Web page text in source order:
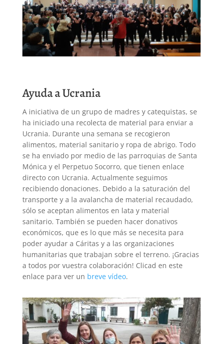
Ayuda a Ucrania
A iniciativa de un grupo de madres y catequistas, se
ha iniciado una recolecta de material para enviar a
Ucrania. Durante una semana se recogieron
alimentos, material sanitario y ropa de abrigo. Todo
se ha enviado por medio de las parroquias de Santa
Mónica y el Perpetuo Socorro, que tienen enlace
directo con Ucrania. Actualmente seguimos
recibiendo donaciones. Debido a la saturación del
transporte y a la avalancha de material recaudado,
sólo se aceptan alimentos en lata y material
sanitario. También se pueden hacer donativos
económicos, que es lo que más se necesita para
poder ayudar a Cáritas y a las organizaciones
humanitarias que trabajan sobre el terreno. ¡Gracias
a todos por vuestra colaboración! Clicad en este
enlace para ver un breve vídeo.